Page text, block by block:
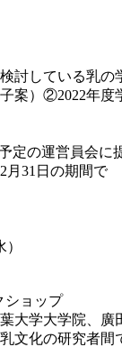
討している乳の
案）②2022年度
定の運営員会に
月31日の期間で
ショップ
大学大学院、廣
文化の研究者間